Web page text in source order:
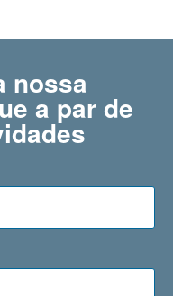
nossa
a par de